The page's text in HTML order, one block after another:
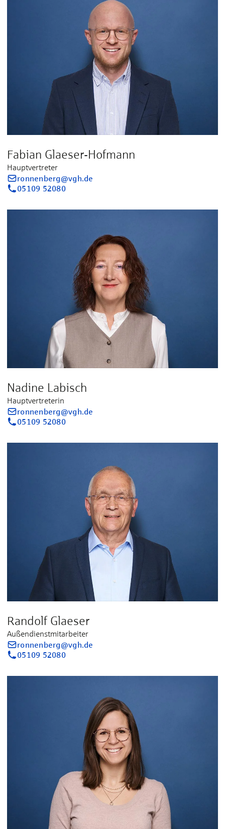
Fabian Glaeser-Hofmann
Hauptvertreter
ronnenberg@vgh.de
05109 52080
Nadine Labisch
Hauptvertreterin
ronnenberg@vgh.de
05109 52080
Randolf Glaeser
Außendienstmitarbeiter
ronnenberg@vgh.de
05109 52080